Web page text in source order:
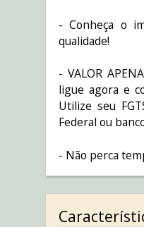
- Conheça o
qualidade!
- VALOR
ligue agora e
Utilize seu
Federal ou
- Não perca